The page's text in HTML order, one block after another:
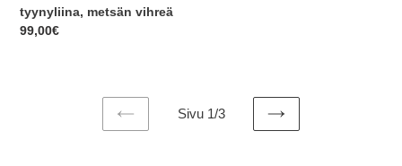
tyynyliina, metsän vihreä
Normaalihinta
99,00€
EDELLINEN
Sivu 1/3
SEURAAVA